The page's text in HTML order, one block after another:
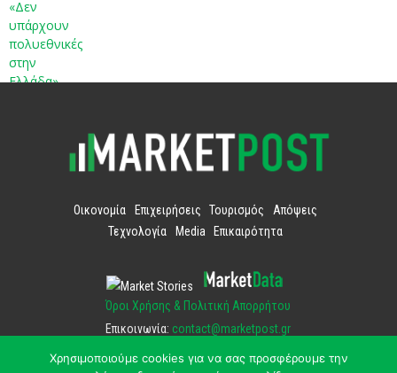
Οικονομία Επιχειρήσεις Τουρισμός
Απόψεις
Τεχνολογία
Media Επικαιρότητα
Όροι Χρήσης & Πολιτική Απορρήτου
Επικοινωνία: contact@marketpost.gr
Χρησιμοποιούμε cookies για να σας προσφέρουμε την